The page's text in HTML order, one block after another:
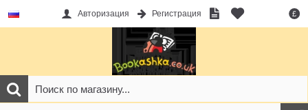
£
Авторизация Регистрация